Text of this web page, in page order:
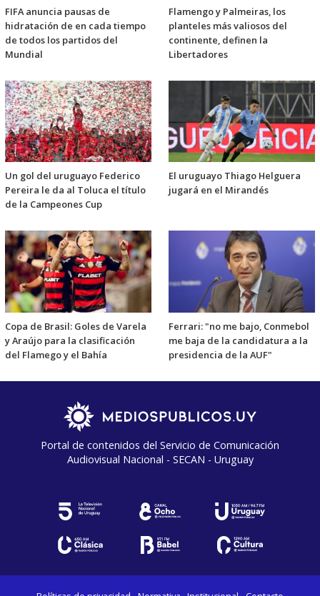
FIFA anuncia pausas de
hidratación de en cada tiempo
de todos los partidos del
Mundial
Flamengo y Palmeiras, los
planteles más valiosos del
continente, definen la
Libertadores
Un gol del uruguayo Federico
Pereira le da al Toluca el título
de la Campeones Cup
El uruguayo Thiago Helguera
jugará en el Mirandés
Copa de Brasil: Goles de Varela
y Araújo para la clasificación
del Flamego y el Bahía
Ferrari: "no me bajo, Conmebol
me baja de la candidatura a la
presidencia de la AUF"
Portal de contenidos del Servicio de Comunicación
Audiovisual Nacional - SECAN - Uruguay